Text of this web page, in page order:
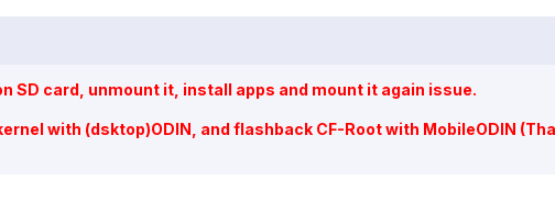
SD card, unmount it, install apps and mount it again issue.
with (dsktop)ODIN, and flashback CF-Root with MobileODIN